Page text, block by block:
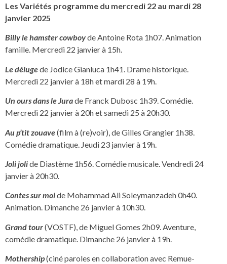
Les Variétés programme du mercredi 22 au mardi 28
janvier 2025
Billy le hamster cowboyde Antoine Rota 1h07. Animation
famille. Mercredi 22 janvier à 15h.
Le délugede Jodice Gianluca 1h41. Drame historique.
Mercredi 22 janvier à 18h et mardi 28 à 19h.
Un ours dans le Jurade Franck Dubosc 1h39. Comédie.
Mercredi 22 janvier à 20h et samedi 25 à 20h30.
Au p’tit zouave(film à (re)voir), de Gilles Grangier 1h38.
Comédie dramatique. Jeudi 23 janvier à 19h.
Joli jolide Diastème 1h56. Comédie musicale. Vendredi 24
janvier à 20h30.
Contes sur moide Mohammad Ali Soleymanzadeh 0h40.
Animation. Dimanche 26 janvier à 10h30.
Grand tour(VOSTF), de Miguel Gomes 2h09. Aventure,
comédie dramatique. Dimanche 26 janvier à 19h.
Mothership(ciné paroles en collaboration avec Remue-